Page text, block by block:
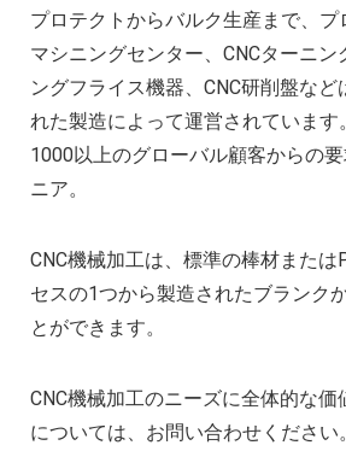
プロテクトからバルク生産まで、
マシニングセンター、CNCターニン
ングフライス機器、CNC研削盤など
れた製造によって運営されています
1000以上のグローバル顧客からの
ニア。
CNC機械加工は、標準の棒材または
セスの1つから製造されたブランク
とができます。
CNC機械加工のニーズに全体的な
については、お問い合わせください。